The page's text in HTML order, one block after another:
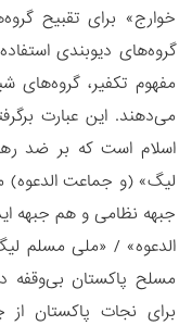
خوارج» برای تقبیح
گروه‌های دیوبندی
مفهوم تکفیر، گروه‌های
می‌دهند. این عبارت
اسلام است که بر ضد
لیگ» (و جماعت الدعوه)
جبهه نظامی و هم جبهه
الدعوه» / «ملی مسلم
مسلح پاکستان بی‌وقفه
برای نجات پاکستان از